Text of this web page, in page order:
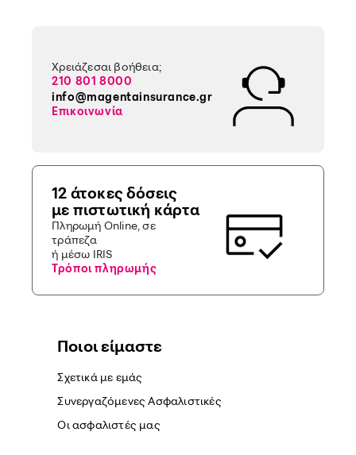
Ποιοι είμαστε
Σχετικά με εμάς
Συνεργαζόμενες Ασφαλιστικές
Οι ασφαλιστές μας
Χρειάζεσαι βοήθεια;
210 801 8000
info@magentainsurance.gr
Επικοινωνία
12 άτοκες δόσεις
με πιστωτική κάρτα
Πληρωμή Online, σε
τράπεζα
ή μέσω IRIS
Τρόποι πληρωμής